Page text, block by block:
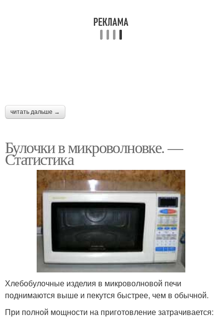
читать дальше →
Булочки в микроволновке. —
Статистика
Хлебобулочные изделия в микроволновой печи
поднимаются выше и пекутся быстрее, чем в обычной.
При полной мощности на приготовление затрачивается: